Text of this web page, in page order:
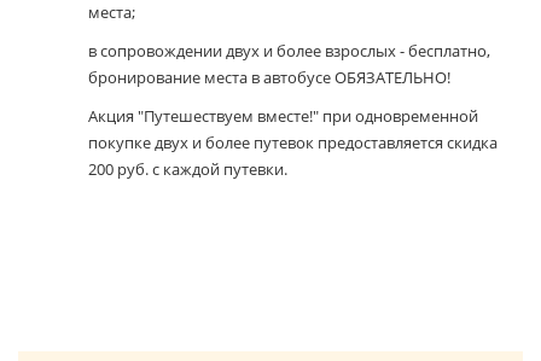
места;
в сопровождении двух и более взрослых - бесплатно,
бронирование места в автобусе ОБЯЗАТЕЛЬНО!
Акция "Путешествуем вместе!" при одновременной
покупке двух и более путевок предоставляется скидка
200 руб. с каждой путевки.